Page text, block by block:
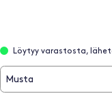
Löytyy varastosta,
Musta